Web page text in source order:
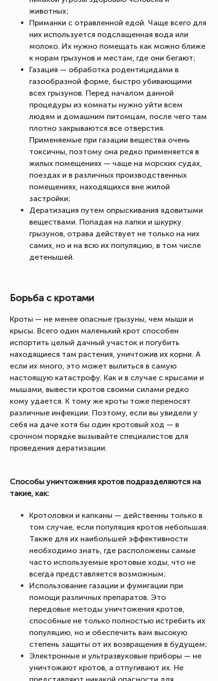
животных;
Приманки с отравленной едой. Чаще всего для
них используется подслащенная вода или
молоко. Их нужно помещать как можно ближе
к норам грызунов и местам, где они бегают;
Газация — обработка родентицидами в
газообразной форме, быстро убивающими
всех грызунов. Перед началом данной
процедуры из комнаты нужно уйти всем
людям и домашним питомцам, после чего там
плотно закрываются все отверстия.
Применяемые при газации вещества очень
токсичны, поэтому она редко применяется в
жилых помещениях — чаще на морских судах,
поездах и в различных производственных
помещениях, находящихся вне жилой
застройки;
Дератизация путем опрыскивания ядовитыми
веществами. Попадая на лапки и шкурку
грызунов, отрава действует не только на них
самих, но и на всю их популяцию, в том числе
детенышей.
Борьба с кротами
Кроты — не менее опасные грызуны, чем мыши и
крысы. Всего один маленький крот способен
испортить целый дачный участок и погубить
находящиеся там растения, уничтожив их корни. А
если их много, это может вылиться в самую
настоящую катастрофу. Как и в случае с крысами и
мышами, вывести кротов своими силами редко
кому удается. К тому же кроты тоже переносят
различные инфекции. Поэтому, если вы увидели у
себя на даче хотя бы один кротовый ход — в
срочном порядке вызывайте специалистов для
проведения дератизации.
Способы уничтожения кротов подразделяются на
такие, как:
Кротоловки и капканы — действенны только в
том случае, если популяция кротов небольшая.
Также для их наибольшей эффективности
необходимо знать, где расположены самые
часто используемые кротовые ходы, что не
всегда представляется возможным;
Использование газации и фумигации при
помощи различных препаратов. Это
передовые методы уничтожения кротов,
способные не только полностью истребить их
популяцию, но и обеспечить вам высокую
степень защиты от их возвращения в будущем;
Электронные и ультразвуковые приборы — не
уничтожают кротов, а отпугивают их. Не